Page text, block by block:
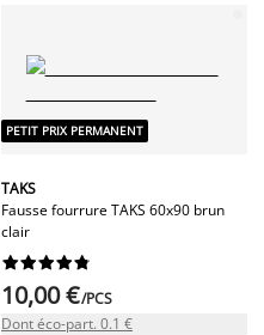
PETIT PRIX PERMANENT
TAKS
Fausse fourrure TAKS 60x90 brun
clair






10,00 €/PCS
Dont éco-part. 0.1 €